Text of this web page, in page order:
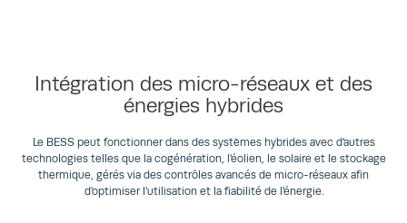
Intégration des micro-réseaux et des
énergies hybrides
Le BESS peut fonctionner dans des systèmes hybrides avec d'autres
technologies telles que la cogénération, l'éolien, le solaire et le stockage
thermique, gérés via des contrôles avancés de micro-réseaux afin
d'optimiser l'utilisation et la fiabilité de l'énergie.